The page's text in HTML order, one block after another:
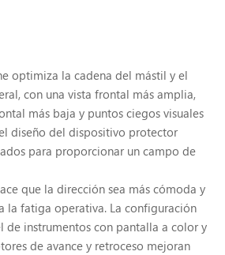
optimiza la cadena del mástil y el
con una vista frontal más amplia,
más baja y puntos ciegos visuales
diseño del dispositivo protector
para proporcionar un campo de
que la dirección sea más cómoda y
la fatiga operativa. La configuración
de instrumentos con pantalla a color y
de avance y retroceso mejoran